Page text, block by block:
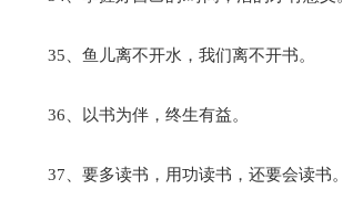
35、鱼儿离不开水，我们离不开书。
36、以书为伴，终生有益。
37、要多读书，用功读书，还要会读书。